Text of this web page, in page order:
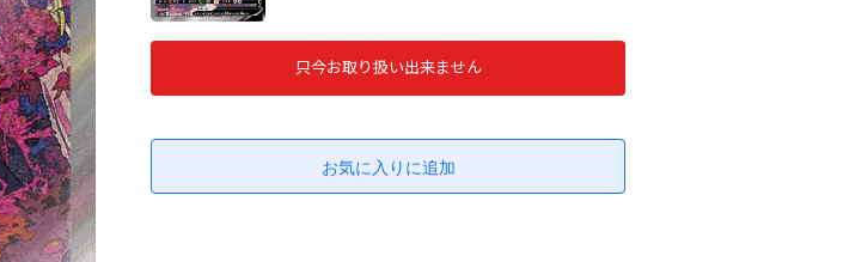
只今お取り扱い出来ません